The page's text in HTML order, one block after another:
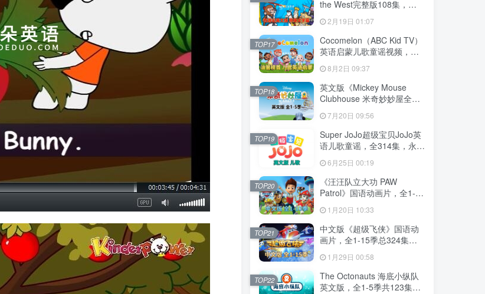
the West完整版108集，
幕，百度网盘下载！
2月19日 01:07
Cocomelon（ABC Kid TV）
英语启蒙儿歌童谣视频，全
1199集，1080P高清视频带
英文字幕，带音频MP3，百
度网盘下载！
8月2日 09:37
TOP17
英文版《Mickey Mouse
Clubhouse 米奇妙妙屋全
集》全1-5季总148集，
1080P高清视频带英文字
幕，带配套音频MP3，百度
网盘下载！
7月20日 09:56
TOP18
Super JoJo超级宝贝JoJo英
语儿歌童谣，全314集，永久
免费更新，1080P高清视频
带英文字幕，百度网盘下
载！
6月25日 00:19
TOP19
《汪汪队立大功 PAW
Patrol》国语动画片，全1-10
季总257集，1080P高清视
频，百度网盘下载！
1月20日 10:33
TOP20
中文版《超级飞侠》国语动
画片，全1-15季总324集，
1080P高清视频带中文字
幕，百度网盘下载！
1月29日 00:58
TOP21
The Octonauts 海底小纵队
英文版，全1-5季共123集，
TOP22